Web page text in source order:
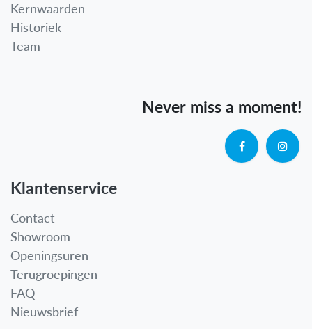
Kernwaarden
Historiek
Team
Never miss a moment!
Klantenservice
Contact
Showroom
Openingsuren
Terugroepingen
FAQ
Nieuwsbrief